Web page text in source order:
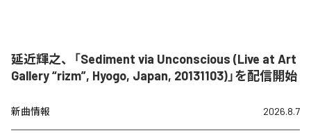
延近輝之、「Sediment via Unconscious (Live at Art
Gallery “rizm”, Hyogo, Japan, 20131103)」を配信開始
新曲情報 2026.8.7